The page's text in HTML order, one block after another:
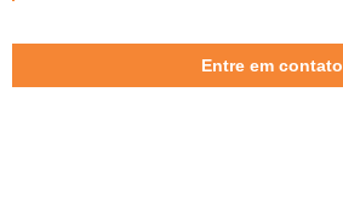
Entre em contato